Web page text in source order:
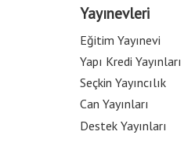
Yayınevleri
Eğitim Yayınevi
Yapı Kredi Yayınları
Seçkin Yayıncılık
Can Yayınları
Destek Yayınları